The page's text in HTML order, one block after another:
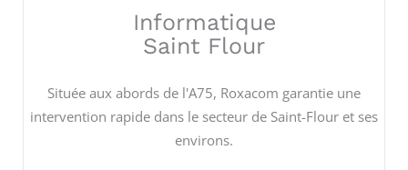
Informatique
Saint Flour
Située aux abords de l'A75, Roxacom garantie une
intervention rapide dans le secteur de Saint-Flour et ses
environs.